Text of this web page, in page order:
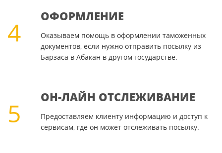
4
ОФОРМЛЕНИЕ
Оказываем помощь в оформлении таможенных
документов, если нужно отправить посылку из
Барзаса в Абакан в другом государстве.
5
ОН-ЛАЙН ОТСЛЕЖИВАНИЕ
Предоставляем клиенту информацию и доступ к
сервисам, где он может отслеживать посылку.